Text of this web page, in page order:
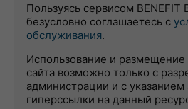
Пользуясь сервисом BENEFIT
безусловно соглашаетесь с
обслуживания.
Использование и размещение
сайта возможно только с
администрации и с указанием
гиперссылки на данный